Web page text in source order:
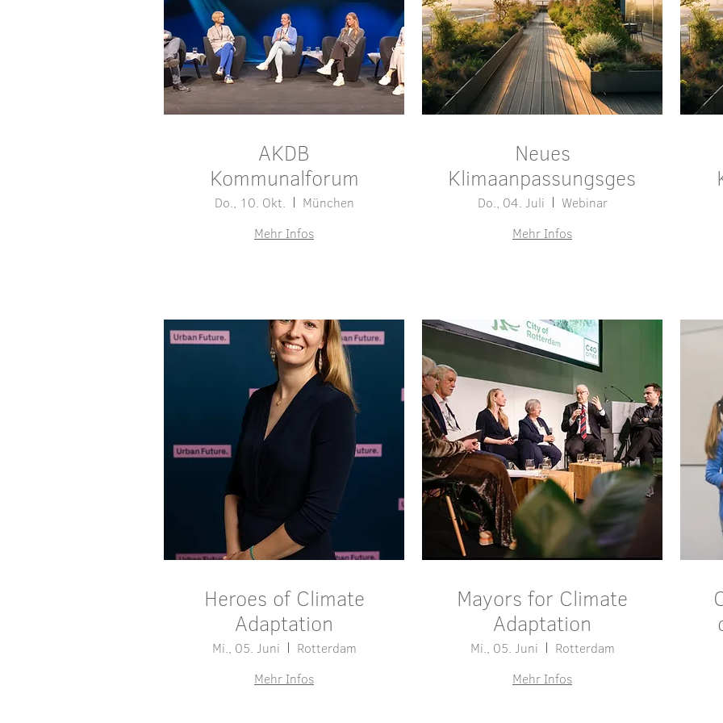
AKDB
Kommunalforum
Do., 10. Okt.
München
Mehr Infos
Neues
Klimaanpassungsgesetz
Do., 04. Juli
Webinar
Mehr Infos
Heroes of Climate
Adaptation
Mi., 05. Juni
Rotterdam
Mehr Infos
Mayors for Climate
Adaptation
Mi., 05. Juni
Rotterdam
Mehr Infos